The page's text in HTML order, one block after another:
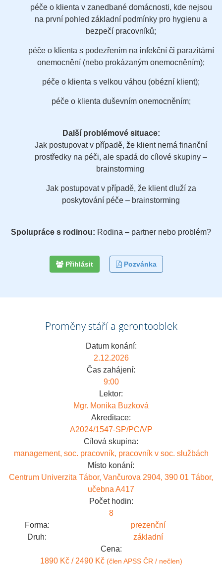
péče o klienta v zanedbané domácnosti, kde nejsou
na první pohled základní podmínky pro hygienu a
bezpečí pracovníků;
péče o klienta s podezřením na infekční či parazitární
onemocnění (nebo prokázaným onemocněním);
péče o klienta s velkou váhou (obézní klient);
péče o klienta duševním onemocněním;
Další problémové situace:
Jak postupovat v případě, že klient nemá finanční
prostředky na péči, ale spadá do cílové skupiny –
brainstorming
Jak postupovat v případě, že klient dluží za
poskytování péče – brainstorming
Spolupráce s rodinou: Rodina – partner nebo problém?
Přihlásit Pozvánka
Proměny stáří a gerontooblek
Datum konání:
2.12.2026
Čas zahájení:
9:00
Lektor:
Mgr. Monika Buzková
Akreditace:
A2024/1547-SP/PC/VP
Cílová skupina:
management, soc. pracovník, pracovník v soc. službách
Místo konání:
Centrum Univerzita Tábor, Vančurova 2904, 390 01 Tábor,
učebna A417
Počet hodin:
8
Forma:
prezenční
Druh:
základní
Cena:
1890 Kč / 2490 Kč (člen APSS ČR / nečlen)